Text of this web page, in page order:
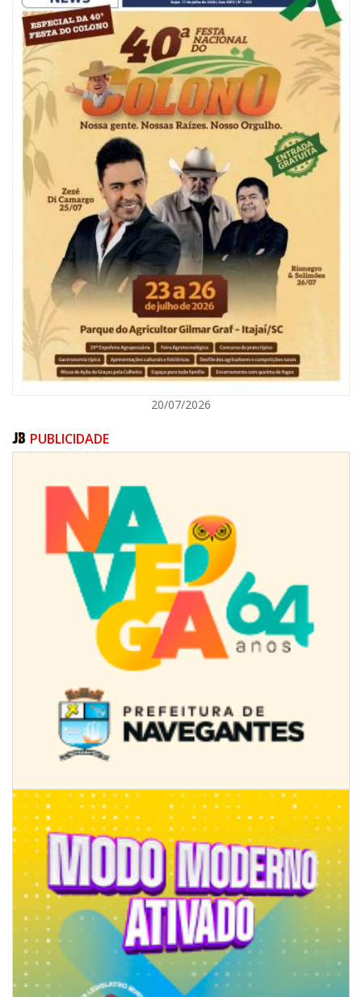
07/08/2026 | 18:03
COLUNA DO PRISCO PARAÍSO: Mídia domesticada, Centrão comprado e
Supremo fazendo jogo sujo
ITAJAÍ
Reginaldo Sama sobe ao palco nesta sexta, às 19h
BALNEÁRIO CAMBORIÚ
20/07/2026
PUBLICIDADE